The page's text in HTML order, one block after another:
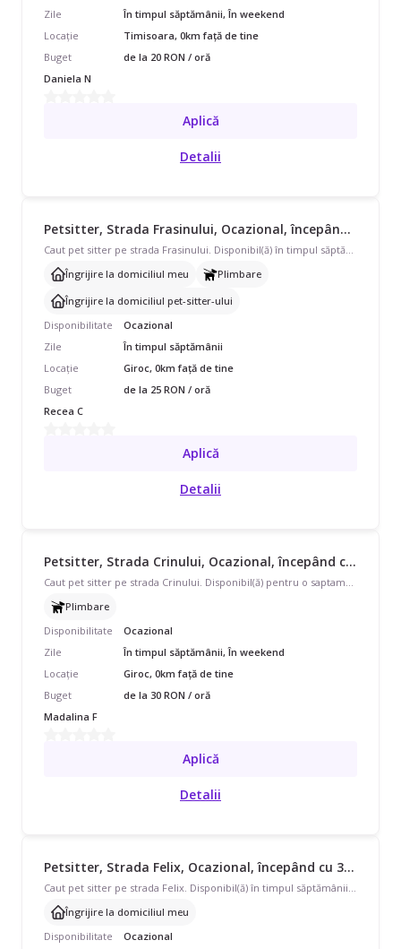
Zile
În timpul săptămânii, În weekend
Locație
Timisoara, 0km față de tine
Buget
de la 20 RON / oră
Daniela N
Aplică
Detalii
Petsitter, Strada Frasinului, Ocazional, începând cu 25 lei/oră
Îngrijire la domiciliul meu
Plimbare
Îngrijire la domiciliul pet-sitter-ului
Disponibilitate
Ocazional
Zile
În timpul săptămânii
Locație
Giroc, 0km față de tine
Buget
de la 25 RON / oră
Recea C
Aplică
Detalii
Petsitter, Strada Crinului, Ocazional, începând cu 30 lei/oră
Plimbare
Disponibilitate
Ocazional
Zile
În timpul săptămânii, În weekend
Locație
Giroc, 0km față de tine
Buget
de la 30 RON / oră
Madalina F
Aplică
Detalii
Petsitter, Strada Felix, Ocazional, începând cu 36 lei/oră
Îngrijire la domiciliul meu
Disponibilitate
Ocazional